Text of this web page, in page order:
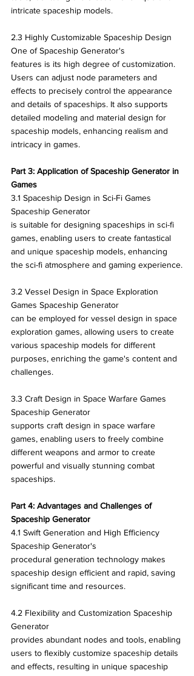
intricate spaceship models.
2.3 Highly Customizable Spaceship Design
One of Spaceship Generator's
features is its high degree of customization.
Users can adjust node parameters and
effects to precisely control the appearance
and details of spaceships. It also supports
detailed modeling and material design for
spaceship models, enhancing realism and
intricacy in games.
Part 3: Application of Spaceship Generator in
Games
3.1 Spaceship Design in Sci-Fi Games
Spaceship Generator
is suitable for designing spaceships in sci-fi
games, enabling users to create fantastical
and unique spaceship models, enhancing
the sci-fi atmosphere and gaming experience.
3.2 Vessel Design in Space Exploration
Games Spaceship Generator
can be employed for vessel design in space
exploration games, allowing users to create
various spaceship models for different
purposes, enriching the game's content and
challenges.
3.3 Craft Design in Space Warfare Games
Spaceship Generator
supports craft design in space warfare
games, enabling users to freely combine
different weapons and armor to create
powerful and visually stunning combat
spaceships.
Part 4: Advantages and Challenges of
Spaceship Generator
4.1 Swift Generation and High Efficiency
Spaceship Generator's
procedural generation technology makes
spaceship design efficient and rapid, saving
significant time and resources.
4.2 Flexibility and Customization Spaceship
Generator
provides abundant nodes and tools, enabling
users to flexibly customize spaceship details
and effects, resulting in unique spaceship